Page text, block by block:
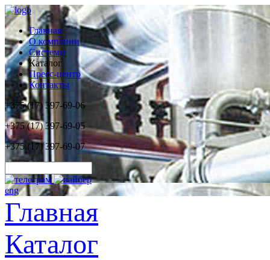
Главная
О компании
Системы
Каталог
Пресс-центр
Контакты
+375 (17) 397-69-06
+375 (17) 397-69-05
+375 (17) 397-69-07
eng
Главная
Каталог